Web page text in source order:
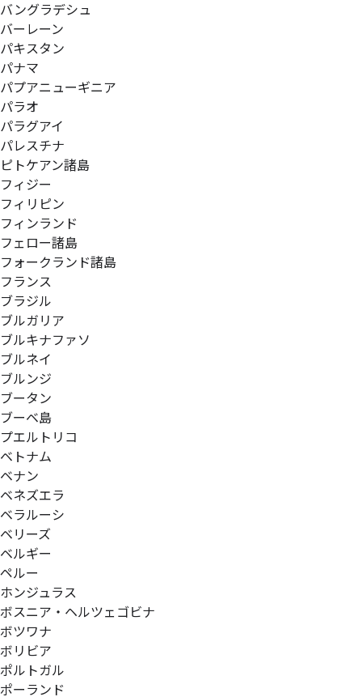
バングラデシュ
バーレーン
パキスタン
パナマ
パプアニューギニア
パラオ
パラグアイ
パレスチナ
ピトケアン諸島
フィジー
フィリピン
フィンランド
フェロー諸島
フォークランド諸島
フランス
ブラジル
ブルガリア
ブルキナファソ
ブルネイ
ブルンジ
ブータン
ブーベ島
プエルトリコ
ベトナム
ベナン
ベネズエラ
ベラルーシ
ベリーズ
ベルギー
ペルー
ホンジュラス
ボスニア・ヘルツェゴビナ
ボツワナ
ボリビア
ポルトガル
ポーランド